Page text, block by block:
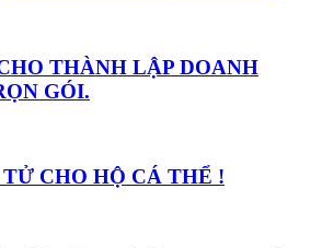
THÀNH LẬP DOANH
GÓI.
CHO HỘ CÁ THỂ !